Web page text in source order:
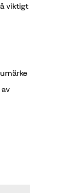
viktigt